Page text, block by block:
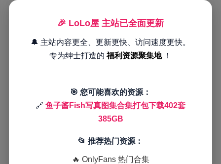
🎉 LoLo屋 主站已全面更新
🔔 主站内容更全、更新更快、访问速度更快。
专为绅士打造的福利资源聚集地 ！
🎯 您可能喜欢的资源：
🔗 鱼子酱Fish写真图集合集打包下载402套
385GB
📂 推荐热门资源：
🔥 OnlyFans 热门合集